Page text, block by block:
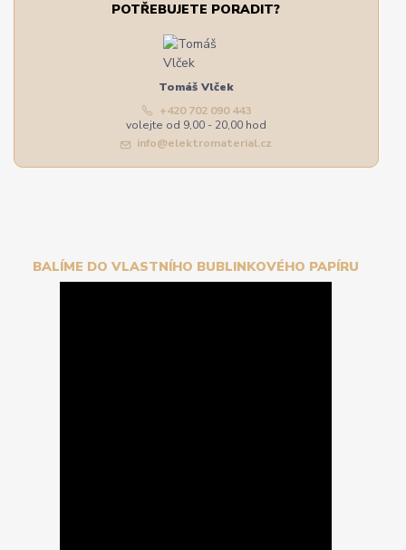
POTŘEBUJETE PORADIT?
Tomáš Vlček
+420 702 090 443
volejte od 9,00 - 20,00 hod
info@elektromaterial.cz
BALÍME DO VLASTNÍHO BUBLINKOVÉHO PAPÍRU